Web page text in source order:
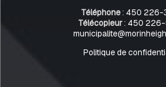
Téléphone: 450 226-
Télécopieur: 450
Politique de